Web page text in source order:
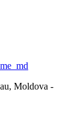
Moldova -